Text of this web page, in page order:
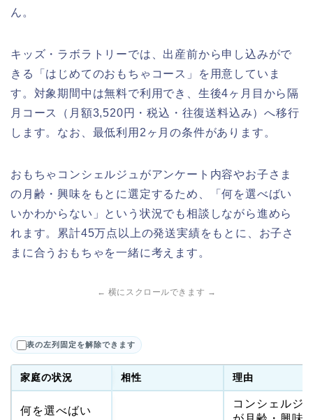
ん。
キッズ・ラボラトリーでは、出産前から申し込みがで
きる「はじめてのおもちゃコース」を用意していま
す。対象期間中は無料で利用でき、生後4ヶ月目から隔
月コース（月額3,520円・税込・往復送料込み）へ移行
します。なお、最低利用2ヶ月の条件があります。
おもちゃコンシェルジュがアンケート内容やお子さま
の月齢・興味をもとに選定するため、「何を選べばい
いかわからない」という状況でも相談しながら進めら
れます。累計45万点以上の発送実績をもとに、お子さ
まに合うおもちゃを一緒に考えます。
← 横にスクロールできます →
表の左列固定を解除できます
家庭の状況 相性 理由
何を選べばい
コンシェルジ